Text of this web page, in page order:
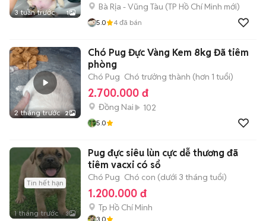
3 tuần trước 1
Bà Rịa - Vũng Tàu (TP Hồ Chí Minh mới)
5.0 4 đã bán
2 tháng trước 2
Chó Pug Đực Vàng Kem 8kg Đã tiêm
phòng
Chó Pug Chó trưởng thành (hơn 1 tuổi)
2.700.000 đ
Đồng Nai 102
5.0
Tin hết hạn
1 tháng trước 3
Pug đực siêu lùn cực dễ thương đã
tiêm vacxi có sổ
Chó Pug Chó con (dưới 3 tháng tuổi)
1.200.000 đ
Tp Hồ Chí Minh
3.0